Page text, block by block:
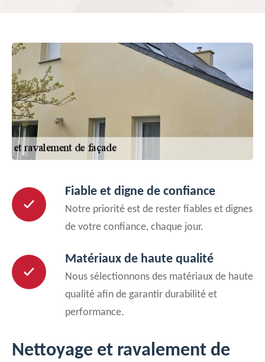
Fiable et digne de confiance
Notre priorité est de rester fiables et dignes
de votre confiance, chaque jour.
Matériaux de haute qualité
Nous sélectionnons des matériaux de haute
qualité afin de garantir durabilité et
performance.
Nettoyage et ravalement de